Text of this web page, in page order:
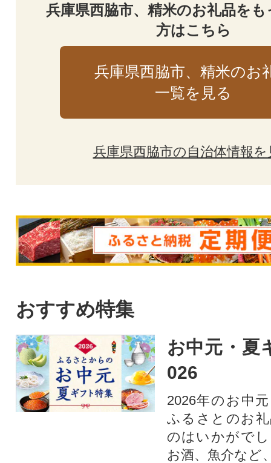
兵庫県西脇市、精米のお礼品を
方はこちら
兵庫県西脇市、精米のお
一覧を見る
兵庫県西脇市の自治体情報を
おすすめ特集
お中元・夏
026
2026年のお中
ふるさとのお
のはいかがで
お酒、魚介など